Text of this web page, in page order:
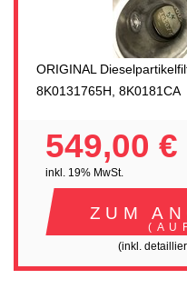
ORIGINAL
8K0131765H, 8K0181CA
549,00 €
inkl. 19% MwSt.
ZUM
(inkl.